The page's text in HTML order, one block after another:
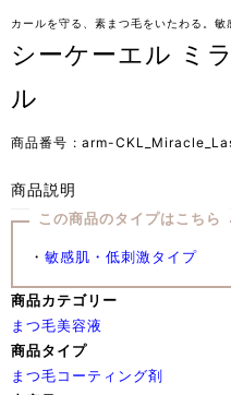
カールを守る、素まつ毛をいたわる。敏
シーケーエル ミ
ル
商品番号 arm-
商品説明
この商品のタイプはこちら
・ 敏感肌・低刺激タイプ
商品カテゴリー
まつ毛美容液
商品タイプ
まつ毛コーティング剤